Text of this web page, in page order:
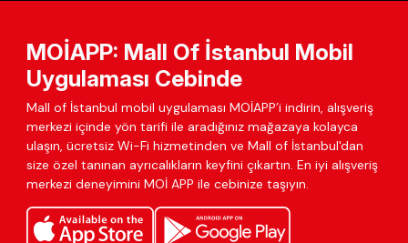
MOİAPP: Mall Of İstanbul Mobil
Uygulaması Cebinde
Mall of İstanbul mobil uygulaması MOİAPP’i indirin, alışveriş
merkezi içinde yön tarifi ile aradığınız mağazaya kolayca
ulaşın, ücretsiz Wi-Fi hizmetinden ve Mall of İstanbul'dan
size özel tanınan ayrıcalıkların keyfini çıkartın. En iyi alışveriş
merkezi deneyimini MOİ APP ile cebinize taşıyın.